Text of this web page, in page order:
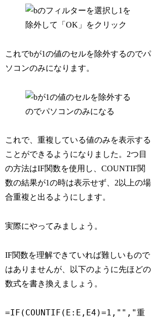
これでbが1の値のセルを除外するのでパ
ソコンのみになります。
これで、重複している値のみを表示する
ことができるようになりました。2つ目
の方法はIF関数を使用し、COUNTIF関
数の結果が1の時は表示せず、2以上の場
合重複と出るようにします。
実際にやってみましょう。
IF関数を理解できていれば難しいもので
はありませんが、以下のように先ほどの
数式を書き換えましょう。
=IF(COUNTIF(E:E,E4)=1,"","重